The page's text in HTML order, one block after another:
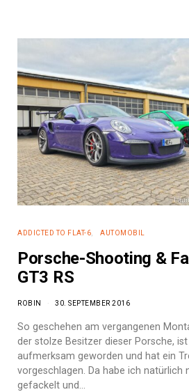
ADDICTED TO FLAT-6 AUTOMOBIL
Porsche-Shooting &
GT3 RS
ROBIN 30. SEPTEMBER 2016
So geschehen am vergangenen
der stolze Besitzer dieser Porsche,
aufmerksam geworden und hat ein
vorgeschlagen. Da habe ich natürlich
gefackelt und…